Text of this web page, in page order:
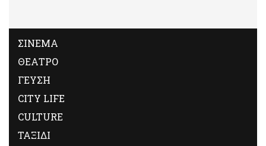
ΣΙΝΕΜΑ
ΘΕΑΤΡΟ
ΓΕΥΣΗ
CITY LIFE
CULTURE
ΤΑΞΙΔΙ